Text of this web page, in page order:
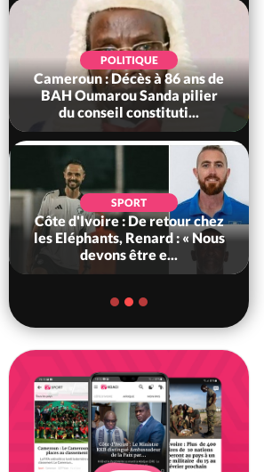
POLITIQUE
Cameroun : Décès à 86 ans de
BAH Oumarou Sanda pilier
du conseil constituti...
SPORT
Côte d'Ivoire : De retour chez
les Eléphants, Renard : « Nous
devons être e...